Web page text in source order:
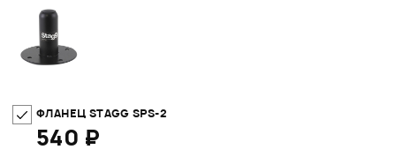
ФЛАНЕЦ STAGG SPS-2
540 ₽